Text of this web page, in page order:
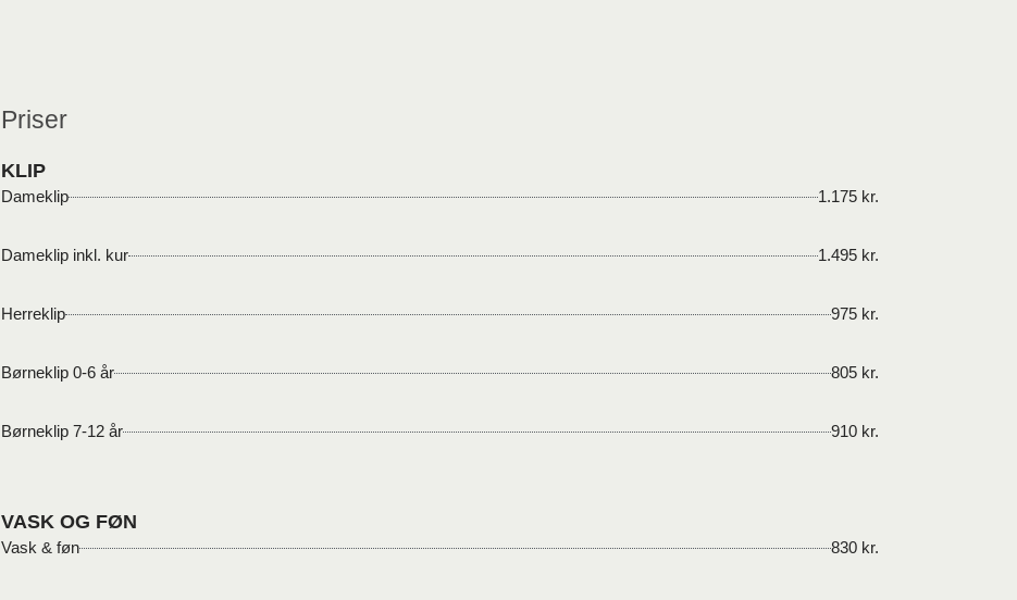
Priser
KLIP
Dameklip 1.175 kr.
Dameklip inkl. kur 1.495 kr.
Herreklip 975 kr.
Børneklip 0-6 år 805 kr.
Børneklip 7-12 år 910 kr.
VASK OG FØN
Vask & føn 830 kr.